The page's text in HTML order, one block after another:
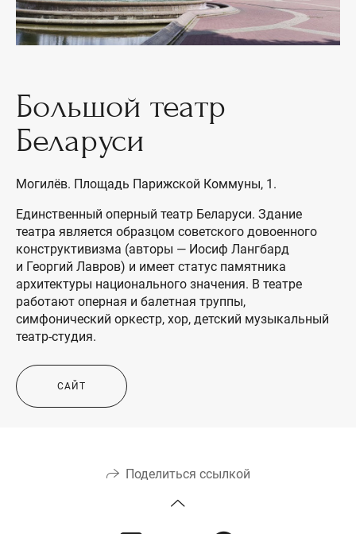
Большой театр
Беларуси
Могилёв. Площадь Парижской Коммуны, 1.
Единственный оперный театр Беларуси. Здание
театра является образцом советского довоенного
конструктивизма (авторы — Иосиф Лангбард
и Георгий Лавров) и имеет статус памятника
архитектуры национального значения. В театре
работают оперная и балетная труппы,
симфонический оркестр, хор, детский музыкальный
театр-студия.
САЙТ
Поделиться ссылкой